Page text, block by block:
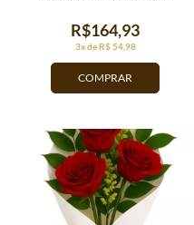
COMPRAR
3x de R$ 54,98
R$164,93